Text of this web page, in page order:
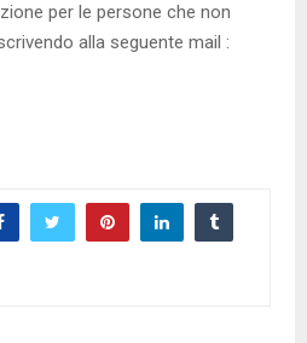
per le persone che non
alla seguente mail :